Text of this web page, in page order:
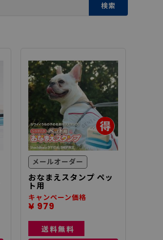
検索
メールオーダー
おなまえスタンプ ペッ
ト用
キャンペーン価格
¥ 979